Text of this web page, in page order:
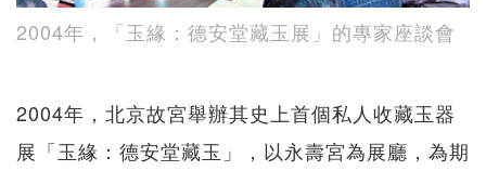
2004年，「玉緣：德安堂藏玉展」的專家座談會
2004年，北京故宮舉辦其史上首個私人收藏玉器
展「玉緣：德安堂藏玉」，以永壽宮為展廳，為期